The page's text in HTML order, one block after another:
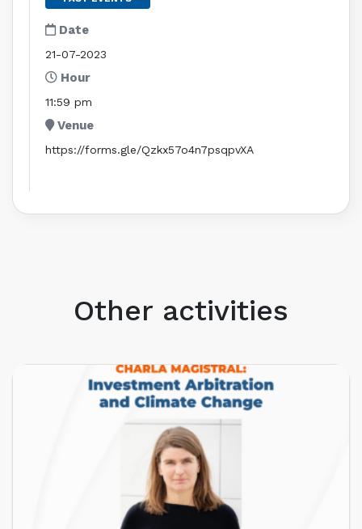
Date
21-07-2023
Hour
11:59 pm
Venue
https://forms.gle/Qzkx57o4n7psqpvXA
Other activities
UPCOMING EVENTS